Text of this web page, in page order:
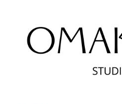
содержимому